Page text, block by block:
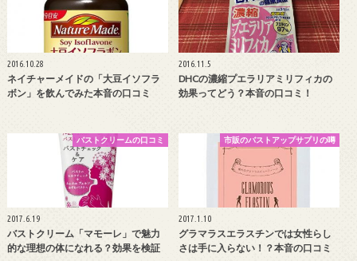
2016.10.28
ネイチャーメイドの「大豆イソフラ
ボン」を飲んでみた本音の口コミ
2016.11.5
DHCの濃縮プエラリアミリフィカの
効果ってどう？本音の口コミ！
バストクリームの口コミ
2017.6.19
バストクリーム「マモーレ」で魅力
的な理想の体になれる？効果を検証
市販のバストアップサプリの噂
2017.1.10
グラマラスエラスチンでは女性らし
さは手に入らない！？本音の口コミ